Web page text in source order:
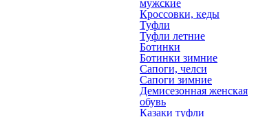
мужские
Кроссовки, кеды
Туфли
Туфли летние
Ботинки
Ботинки зимние
Сапоги, челси
Сапоги зимние
Демисезонная женская
обувь
Казаки туфли